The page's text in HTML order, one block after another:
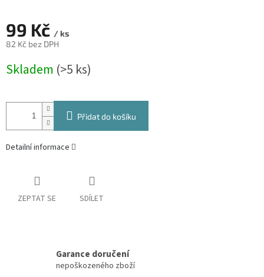
99 Kč / ks
82 Kč bez DPH
cena:
Skladem (>5 ks)
Přidat do košíku
Detailní informace
ZEPTAT SE SDÍLET
Garance doručení
nepoškozeného zboží